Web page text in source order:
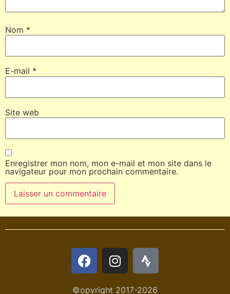
Nom *
E-mail *
Site web
Enregistrer mon nom, mon e-mail et mon site dans le
navigateur pour mon prochain commentaire.
©opyright 2017-2026